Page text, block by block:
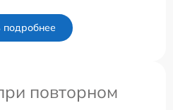
подробнее
повторном